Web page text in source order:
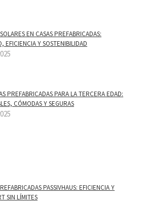
EN CASAS PREFABRICADAS:
EFICIENCIA Y SOSTENIBILIDAD
PREFABRICADAS PARA LA TERCERA EDAD:
CÓMODAS Y SEGURAS
PASSIVHAUS: EFICIENCIA Y
SIN LÍMITES